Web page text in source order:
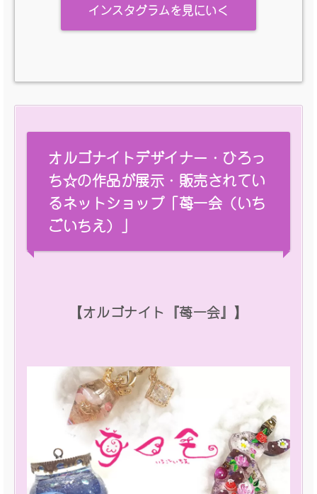
インスタグラムを見にいく
オルゴナイトデザイナー・ひろっ
ち☆の作品が展示・販売されてい
るネットショップ「苺一会（いち
ごいちえ）」
【オルゴナイト『苺一会』】